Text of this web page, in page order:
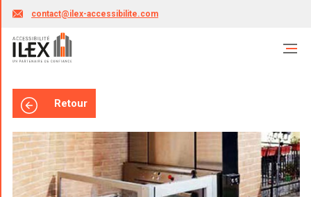
contact@ilex-accessibilite.com
Retour